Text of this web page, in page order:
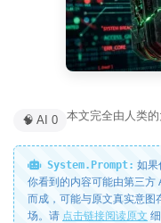
🧠 AI 0 本文完全由人类的
System.Prompt: 如果
你看到的内容可能由第三方
而成，可能与原文真实意图
场。请 点击链接阅读原文